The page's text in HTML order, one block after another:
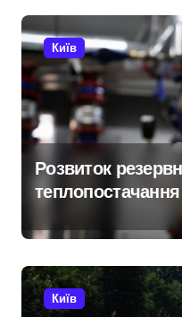
кількість
Київ
Розвиток
теплопостачання
місто разом з
відновлення
контракти на
потужностей
Київ